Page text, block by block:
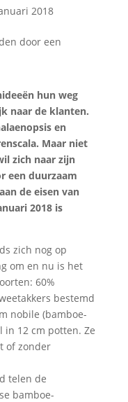
2018
hun weg
naar de klanten.
en
Maar niet
zich naar zijn
een duurzaam
de eisen van
2018 is
zich nog op
om en nu is het
60%
bestemd
nobile (bamboe-
in 12 cm potten. Ze
of zonder
telen de
bamboe-